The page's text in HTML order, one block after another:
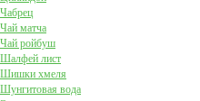
Чабрец
Чай матча
Чай ройбуш
Шалфей лист
Шишки хмеля
Шунгитовая вода